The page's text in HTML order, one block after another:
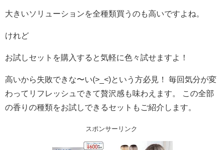
大きいソリューションを全種類買うのも高いですよね。
けれど
お試しセットを購入すると気軽に色々試せますよ！
高いから失敗できな〜い(>_<)という方必見！ 毎回気分が変
わってリフレッシュできて贅沢感も味わえます。 この全部
の香りの種類をお試しできるセットもご紹介します。
スポンサーリンク